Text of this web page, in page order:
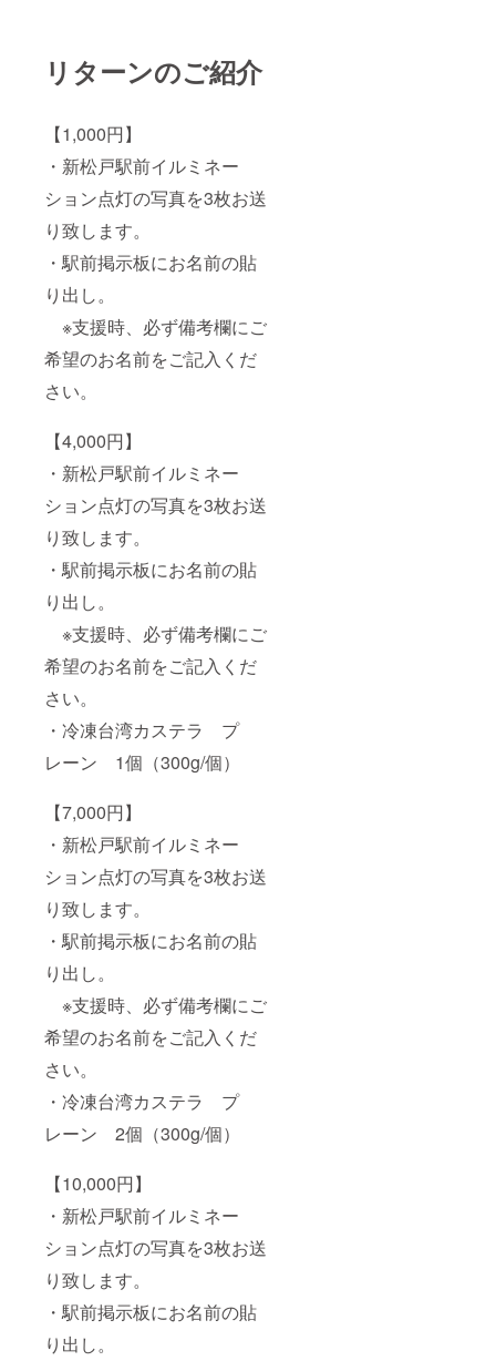
リターンのご紹介
【1,000円】
・新松戸駅前イルミネー
ション点灯の写真を3枚お送
り致します。
・駅前掲示板にお名前の貼
り出し。
※支援時、必ず備考欄にご
希望のお名前をご記入くだ
さい。
【4,000円】
・新松戸駅前イルミネー
ション点灯の写真を3枚お送
り致します。
・駅前掲示板にお名前の貼
り出し。
※支援時、必ず備考欄にご
希望のお名前をご記入くだ
さい。
・冷凍台湾カステラ プ
レーン 1個（300g/個）
【7,000円】
・新松戸駅前イルミネー
ション点灯の写真を3枚お送
り致します。
・駅前掲示板にお名前の貼
り出し。
※支援時、必ず備考欄にご
希望のお名前をご記入くだ
さい。
・冷凍台湾カステラ プ
レーン 2個（300g/個）
【10,000円】
・新松戸駅前イルミネー
ション点灯の写真を3枚お送
り致します。
・駅前掲示板にお名前の貼
り出し。